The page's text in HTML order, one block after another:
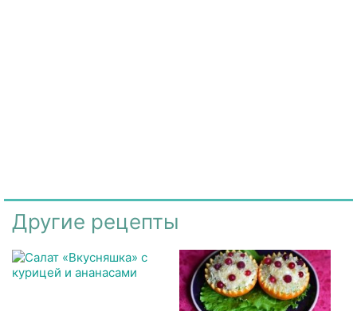
Другие рецепты